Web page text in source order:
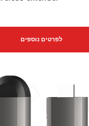
AV over IPלפרטים נוספים